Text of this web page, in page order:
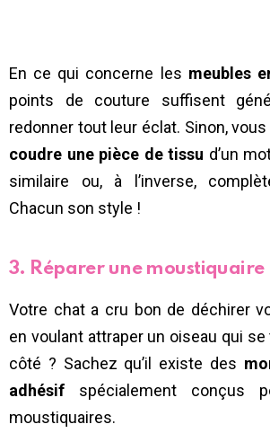
En ce qui concerne les meubles
points de couture suffisent
redonner tout leur éclat. Sinon,
coudre une pièce de tissu d’un
similaire ou, à l’inverse,
Chacun son style !
3. Réparer une moustiquaire
Votre chat a cru bon de déchirer
en voulant attraper un oiseau qui se
côté ? Sachez qu’il existe des
adhésif spécialement conçus
moustiquaires.